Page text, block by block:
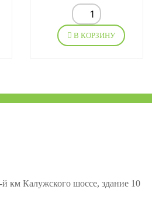
В КОРЗИНУ
км Калужского шоссе, здание 10